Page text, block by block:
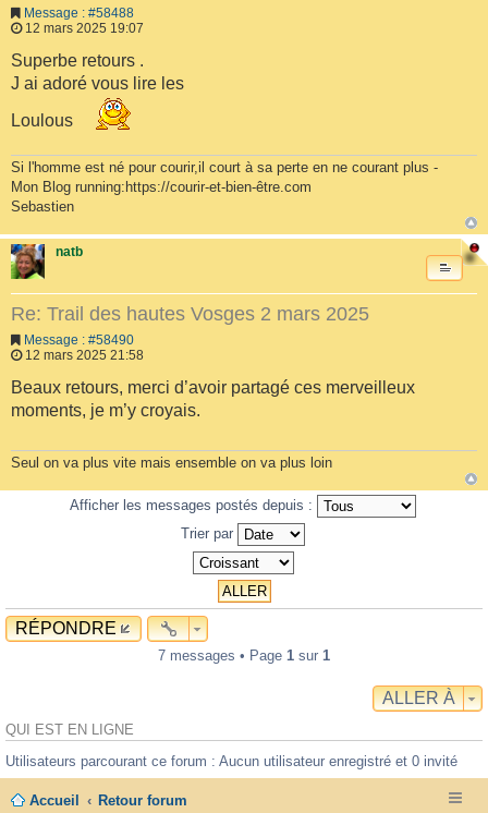
Message : #58488
12 mars 2025 19:07
Superbe retours .
J ai adoré vous lire les
Loulous
Si l'homme est né pour courir,il court à sa perte en ne courant plus -
Mon Blog running:https://courir-et-bien-être.com
Sebastien
natb
Re: Trail des hautes Vosges 2 mars 2025
Message : #58490
12 mars 2025 21:58
Beaux retours, merci d’avoir partagé ces merveilleux
moments, je m’y croyais.
Seul on va plus vite mais ensemble on va plus loin
Afficher les messages postés depuis :
Trier par
RÉPONDRE
7 messages • Page 1 sur 1
ALLER À
QUI EST EN LIGNE
Utilisateurs parcourant ce forum : Aucun utilisateur enregistré et 0 invité
Accueil Retour forum